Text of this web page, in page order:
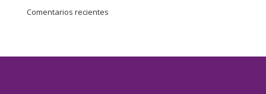
Comentarios recientes